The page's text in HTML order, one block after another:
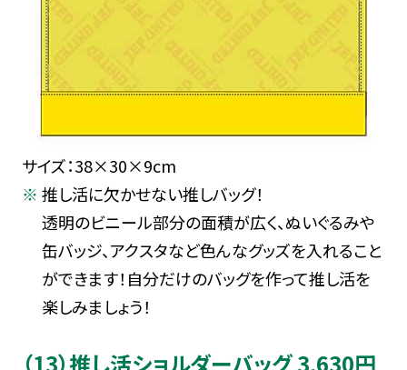
サイズ：38×30×9cm
推し活に欠かせない推しバッグ！
透明のビニール部分の面積が広く、ぬいぐるみや
缶バッジ、アクスタなど色んなグッズを入れること
ができます！自分だけのバッグを作って推し活を
楽しみましょう！
（13）推し活ショルダーバッグ 3,630円